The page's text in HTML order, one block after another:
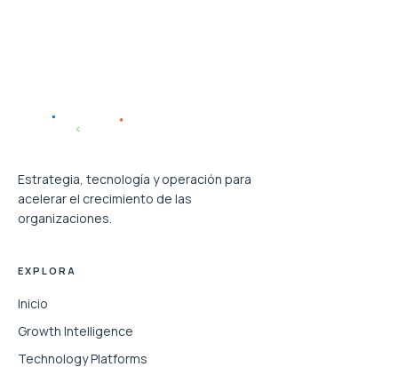
Estrategia, tecnología y operación para
acelerar el crecimiento de las
organizaciones.
EXPLORA
Inicio
Growth Intelligence
Technology Platforms